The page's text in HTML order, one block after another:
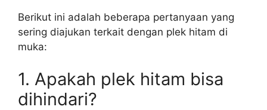
Berikut ini adalah beberapa pertanyaan yang
sering diajukan terkait dengan plek hitam di
muka:
1. Apakah plek hitam bisa
dihindari?